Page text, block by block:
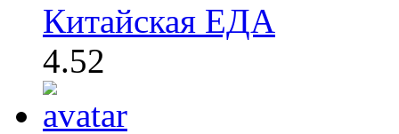
Китайская ЕДА
4.52